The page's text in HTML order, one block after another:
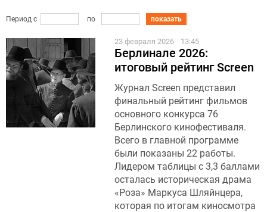
Период с по показать
23 февраля 2026 13:45
Берлинале 2026:
итоговый рейтинг Screen
Журнал Screen представил
финальный рейтинг фильмов
основного конкурса 76
Берлинского кинофестиваля.
Всего в главной программе
были показаны 22 работы.
Лидером таблицы с 3,3 баллами
осталась историческая драма
«Роза» Маркуса Шляйнцера,
которая по итогам киносмотра